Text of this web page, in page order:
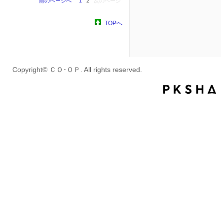
TOPへ
Copyright© ＣＯ･ＯＰ. All rights reserved.